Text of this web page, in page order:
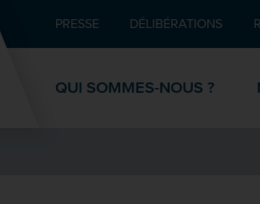
Pied de page
PRESSE DÉLIBÉRATIONS
QUI SOMMES-NOUS ?